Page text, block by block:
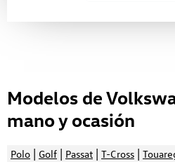
Modelos de
mano y ocasión
Polo | Golf | Passat | T-Cross |